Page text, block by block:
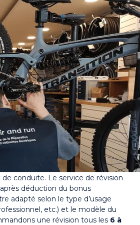
vos vélos et
électriques
essentiel pour garantir la
et la longévitéde votre vélo
Chez Repair and run, nous
de révision complets qui incluent la
points de contrôle critiques : freins,
éléments électriques, et
échéant. Nos techniciens
minutieusement votre
toute usure prématurée ou
nu. Ce travail préventif permet
coûteuses à long terme et
conduite. Le service de révision
déduction du bonus
adapté selon le type d’usage
etc.) et le modèle du
une révision tous les 6 à